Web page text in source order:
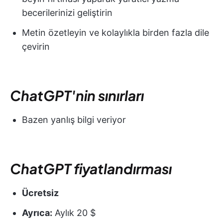
becerilerinizi geliştirin
Metin özetleyin ve kolaylıkla birden fazla dile
çevirin
ChatGPT'nin sınırları
Bazen yanlış bilgi veriyor
ChatGPT fiyatlandırması
Ücretsiz
Ayrıca: Aylık 20 $